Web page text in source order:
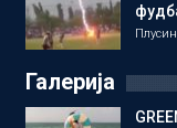
Галерија